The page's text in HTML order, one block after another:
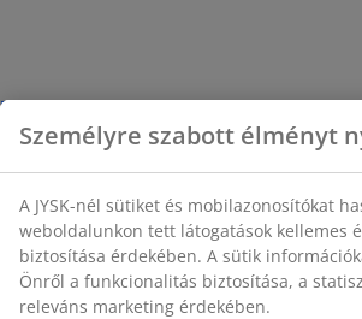
Személyre szabott élményt
A JYSK-nél sütiket és mobilazonosítókat
weboldalunkon tett látogatások kellemes
biztosítása érdekében. A sütik
Önről a funkcionalitás biztosítása, a
releváns marketing érdekében.